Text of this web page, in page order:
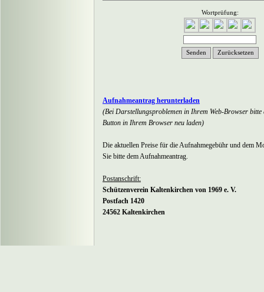
Wortprüfung:
Aufnahmeantrag herunterladen
(Bei Darstellungsproblemen in Ihrem Web-Browser bitte
Button in Ihrem Browser neu laden)
Die aktuellen Preise für die Aufnahmegebühr und dem
Sie bitte dem Aufnahmeantrag.
Postanschrift:
Schützenverein Kaltenkirchen von 1969 e. V.
Postfach 1420
24562 Kaltenkirchen